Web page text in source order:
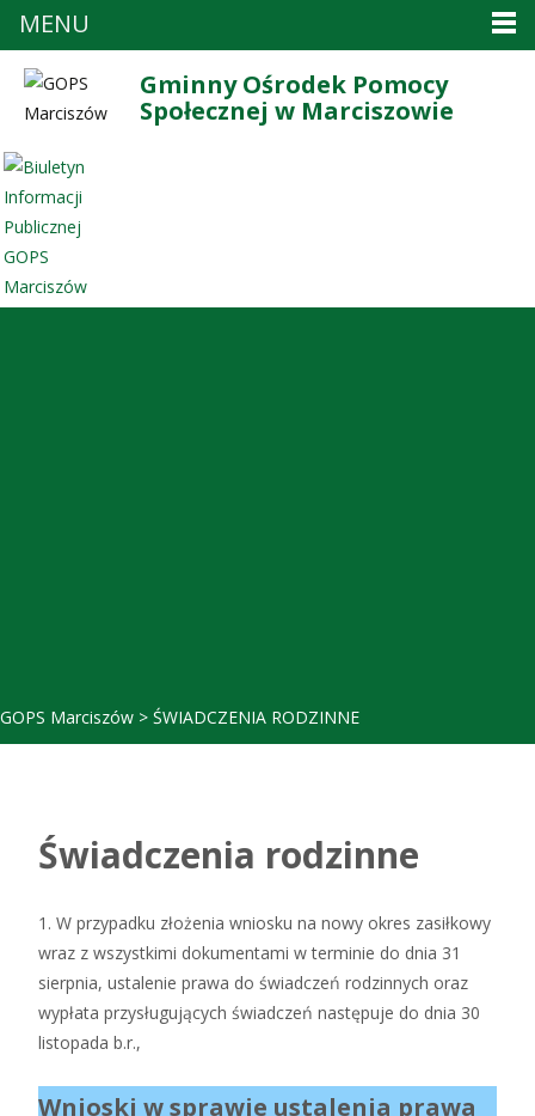
Gminny Ośrodek Pomocy
Społecznej w Marciszowie
GOPS Marciszów > ŚWIADCZENIA RODZINNE
Świadczenia rodzinne
1. W przypadku złożenia wniosku na nowy okres zasiłkowy
wraz z wszystkimi dokumentami w terminie do dnia 31
sierpnia, ustalenie prawa do świadczeń rodzinnych oraz
wypłata przysługujących świadczeń następuje do dnia 30
listopada b.r.,
Wnioski w sprawie ustalenia prawa
MENU